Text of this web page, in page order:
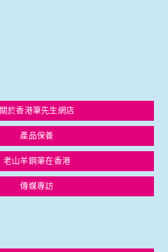
關於香港筆先生網店
產品保養
老山羊鋼筆在香港
傳媒專訪